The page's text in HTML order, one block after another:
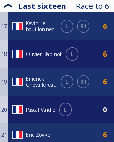
Last sixteen Race to 6
17
Kevin Le
bouillonnec
L R1
18 Olivier Babinot L
19
Emerick
Chevallereau
L R1
20 Pascal Vaidie L
21 Eric Zovko